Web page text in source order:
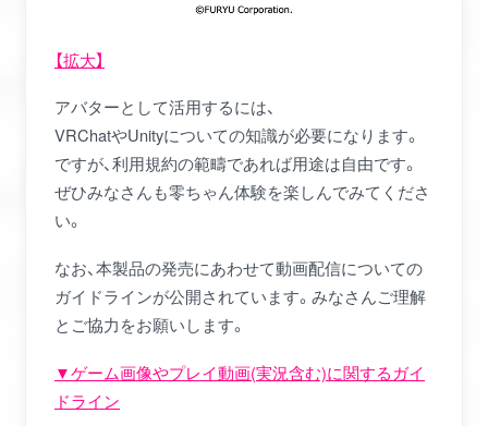
【拡大】
アバターとして活用するには、
VRChatやUnityについての知識が必要になります。
ですが、利用規約の範疇であれば用途は自由です。
ぜひみなさんも零ちゃん体験を楽しんでみてくださ
い。
なお、本製品の発売にあわせて動画配信についての
ガイドラインが公開されています。みなさんご理解
とご協力をお願いします。
▼ゲーム画像やプレイ動画(実況含む)に関するガイ
ドライン